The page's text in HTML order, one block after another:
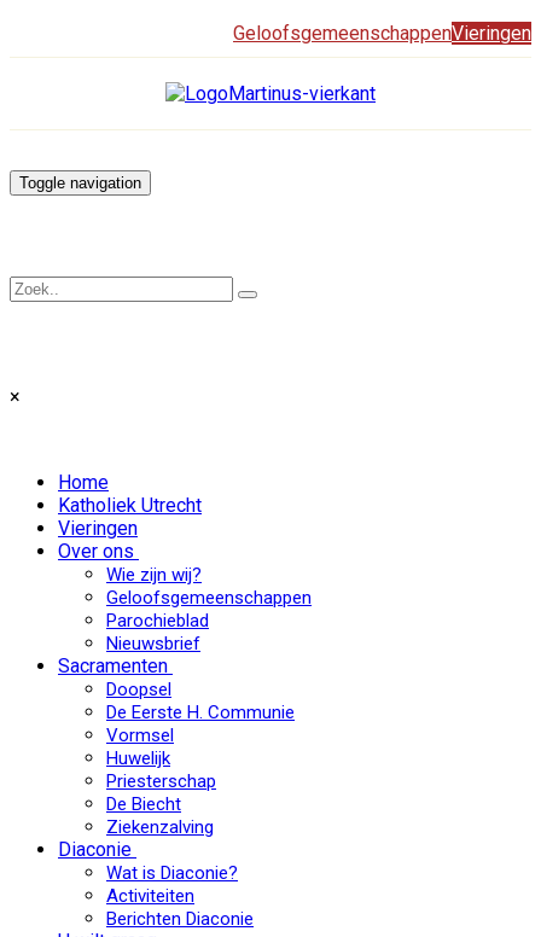
GeloofsgemeenschappenVieringen
Toggle navigation
×
Home
Katholiek Utrecht
Vieringen
Over ons
Wie zijn wij?
Geloofsgemeenschappen
Parochieblad
Nieuwsbrief
Sacramenten
Doopsel
De Eerste H. Communie
Vormsel
Huwelijk
Priesterschap
De Biecht
Ziekenzalving
Diaconie
Wat is Diaconie?
Activiteiten
Berichten Diaconie